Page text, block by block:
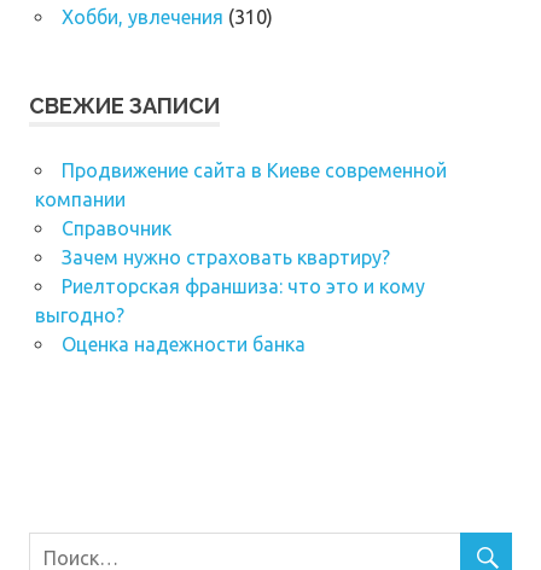
Хобби, увлечения (310)
СВЕЖИЕ ЗАПИСИ
Продвижение сайта в Киеве современной
компании
Справочник
Зачем нужно страховать квартиру?
Риелторская франшиза: что это и кому
выгодно?
Оценка надежности банка